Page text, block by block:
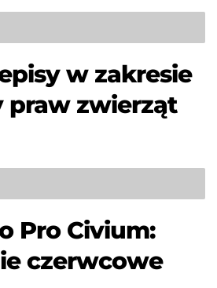
w zakresie
praw zwierząt
Pro Civium:
czerwcowe